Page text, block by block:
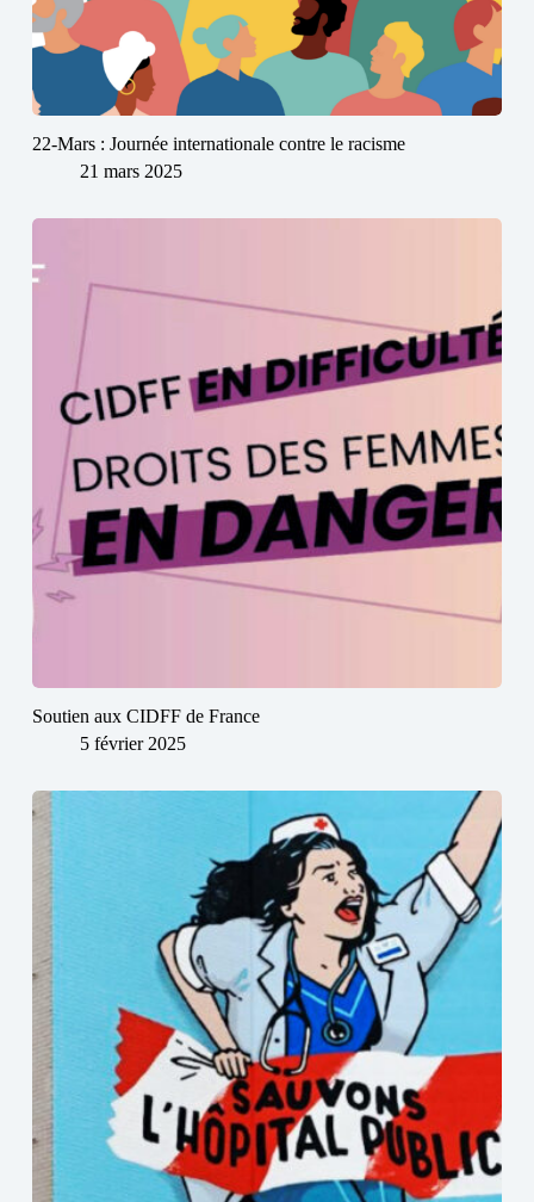
22-Mars : Journée internationale contre le racisme
21 mars 2025
Soutien aux CIDFF de France
5 février 2025